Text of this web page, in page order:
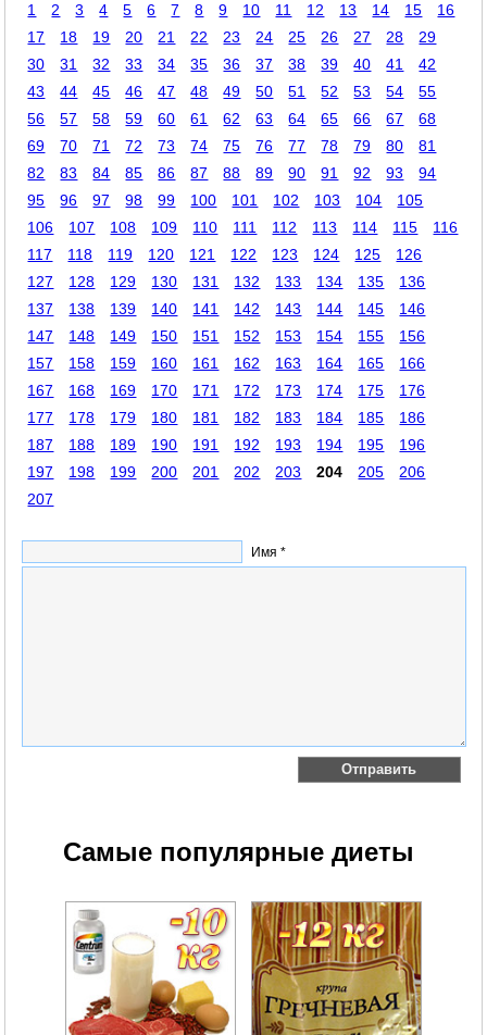
1 2 3 4 5 6 7 8 9 10 11 12 13 14 15
16
17
18 19 20 21 22 23 24 25 26 27 28
29
30
31 32 33 34 35 36 37 38 39 40 41
42
43
44 45 46 47 48 49 50 51 52 53 54
55
56
57 58 59 60 61 62 63 64 65 66 67
68
69
70 71 72 73 74 75 76 77 78 79 80
81
82
83 84 85 86 87 88 89 90 91 92 93
94
95
96 97 98 99 100 101 102 103 104
105
106
107 108 109 110 111 112 113 114 115
116
117
118 119 120 121 122 123 124 125
126
127
128 129 130 131 132 133 134 135
136
137
138 139 140 141 142 143 144 145
146
147
148 149 150 151 152 153 154 155
156
157
158 159 160 161 162 163 164 165
166
167
168 169 170 171 172 173 174 175
176
177
178 179 180 181 182 183 184 185
186
187
188 189 190 191 192 193 194 195
196
197
198 199 200 201 202 203 204 205
206
207
Имя *
Самые популярные диеты